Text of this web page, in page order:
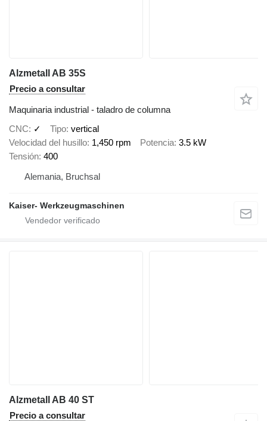
Alzmetall AB 35S
Precio a consultar
Maquinaria industrial - taladro de columna
CNC
✓ Tipo vertical
Velocidad del husillo 1,450 rpm Potencia 3.5 kW
Tensión 400
Alemania, Bruchsal
Kaiser- Werkzeugmaschinen
Alzmetall AB 40 ST
Precio a consultar